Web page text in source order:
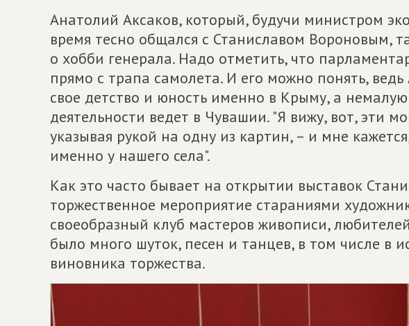
Анатолий Аксаков, который, будучи министром
время тесно общался с Станиславом Вороновым,
о хобби генерала. Надо отметить, что
прямо с трапа самолета. И его можно понять,
свое детство и юность именно в Крыму, а немалую
деятельности ведет в Чувашии. "Я вижу, вот, эти
указывая рукой на одну из картин, – и мне
именно у нашего села".
Как это часто бывает на открытии выставок
торжественное мероприятие стараниями
своеобразный клуб мастеров живописи,
было много шуток, песен и танцев, в том числе в
виновника торжества.